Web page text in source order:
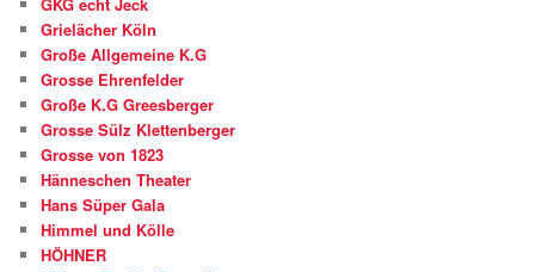
Grielächer Köln
Große Allgemeine K.G
Grosse Ehrenfelder
Große K.G Greesberger
Grosse Sülz Klettenberger
Grosse von 1823
Hänneschen Theater
Hans Süper Gala
Himmel und Kölle
HÖHNER